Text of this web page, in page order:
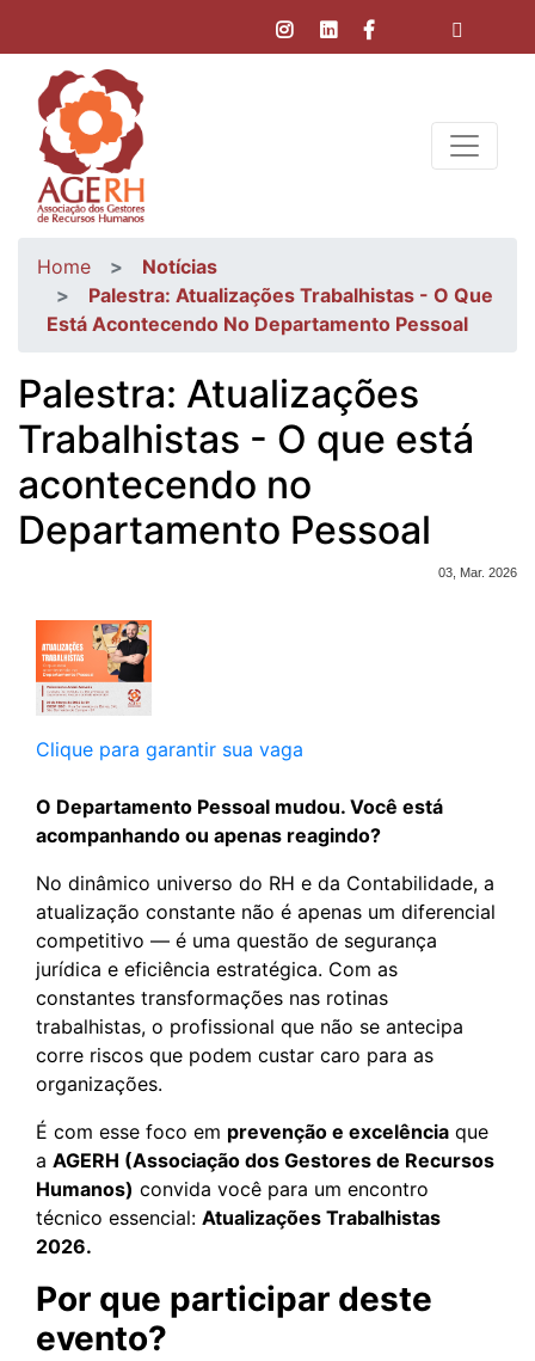
Home
Notícias
Palestra: Atualizações Trabalhistas - O Que
Está Acontecendo No Departamento Pessoal
Palestra: Atualizações
Trabalhistas - O que está
acontecendo no
Departamento Pessoal
03, Mar. 2026
Clique para garantir sua vaga
O Departamento Pessoal mudou. Você está
acompanhando ou apenas reagindo?
No dinâmico universo do RH e da Contabilidade, a
atualização constante não é apenas um diferencial
competitivo — é uma questão de segurança
jurídica e eficiência estratégica. Com as
constantes transformações nas rotinas
trabalhistas, o profissional que não se antecipa
corre riscos que podem custar caro para as
organizações.
É com esse foco em prevenção e excelência que
a AGERH (Associação dos Gestores de Recursos
Humanos) convida você para um encontro
técnico essencial: Atualizações Trabalhistas
2026.
Por que participar deste
evento?